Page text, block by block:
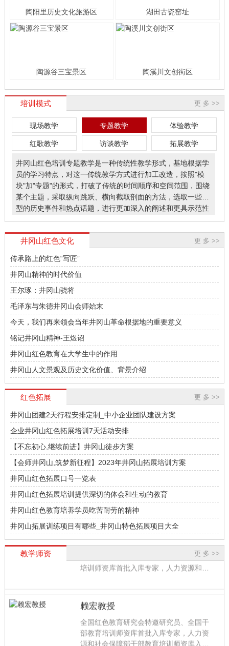
陶阳里历史文化旅游区 湖田古瓷窑址
陶源谷三宝景区 陶溪川文创街区
培训模式 更 多 >>
现场教学 专题教学 体验教学
红歌教学 访谈教学 拓展教学
井冈山红色培训专题教学是一种传统性教学形式，基地根据学
员的学习特点，对这一传统教学方式进行加工改造，按照"模
块"加"专题"的形式，打破了传统的时间顺序和空间范围，围绕
某个主题，采取纵向跳跃、横向截取剖面的方法，选取一些典
型的历史事件和热点话题，进行更加深入的阐述和更具示范性
神，加强红色教育修养..
井冈山红色文化
更 多 >>
传承路上的红色“写匠”
井冈山精神的时代价值
王尔琢：井冈山骁将
毛泽东与朱德井冈山会师始末
今天，我们再来领会当年井冈山革命根据地的重要意义
铭记井冈山精神-王煜诏
井冈山红色教育在大学生中的作用
井冈山人文景观及历史文化价值、背景介绍
红色拓展 更 多 >>
井冈山团建2天行程安排定制_中小企业团队建设方案
企业井冈山红色拓展培训7天活动安排
【不忘初心,继续前进】井冈山徒步方案
【会师井冈山,筑梦新征程】2023年井冈山拓展培训方案
井冈山红色拓展口号一览表
井冈山红色拓展培训提供深切的体会和生动的教育
井冈山红色教育培养学员吃苦耐劳的精神
井冈山拓展训练项目有哪些_井冈山特色拓展项目大全
教学师资 更 多 >>
陈胜华教授
陈胜华，中国井冈山干部学院教学科研部
党史教研中心主任，教授，全国干部教育
培训师资库首批入库专家，人力资源和社
井冈山干部学院精品课教师。
赖宏教授
全国红色教育研究会特邀研究员、全国干
部教育培训师资库首批入库专家，人力资
源和社会保障部干部教育培训师资库入库